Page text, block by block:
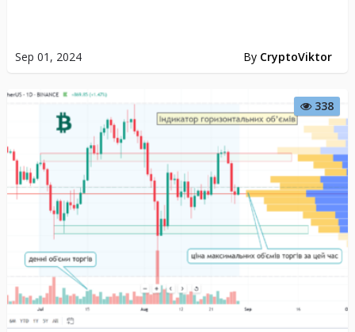
Sep 01, 2024 By CryptoViktor
338